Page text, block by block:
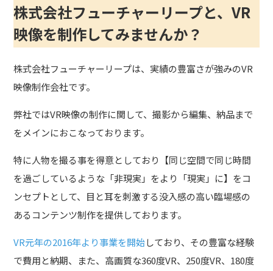
株式会社フューチャーリープと、VR
映像を制作してみませんか？
株式会社フューチャーリープは、実績の豊富さが強みのVR
映像制作会社です。
弊社ではVR映像の制作に関して、撮影から編集、納品まで
をメインにおこなっております。
特に人物を撮る事を得意としており【同じ空間で同じ時間
を過ごしているような「非現実」をより「現実」に】をコ
ンセプトとして、目と耳を刺激する没入感の高い臨場感の
あるコンテンツ制作を提供しております。
VR元年の2016年より事業を開始しており、その豊富な経験
で費用と納期、また、高画質な360度VR、250度VR、180度